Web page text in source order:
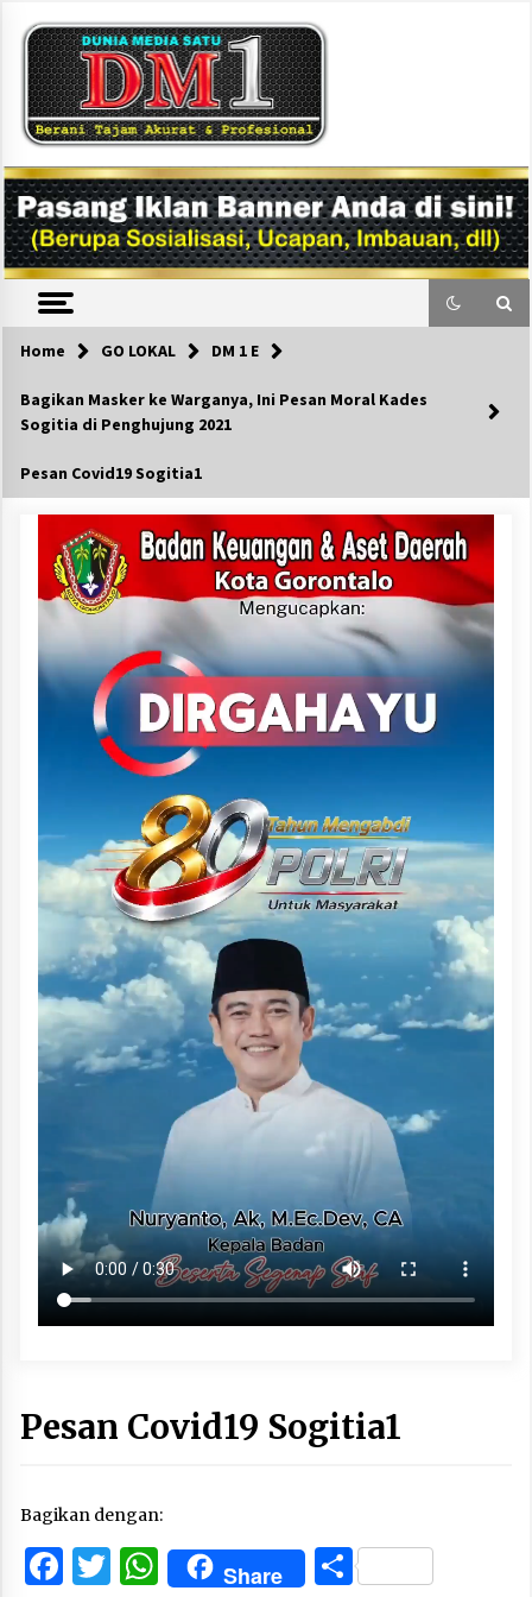
content
DM1
Home GO LOKAL DM 1 E
Bagikan Masker ke Warganya, Ini Pesan Moral Kades
Sogitia di Penghujung 2021
Pesan Covid19 Sogitia1
Pesan Covid19 Sogitia1
Bagikan dengan:
Facebook
Twitter
WhatsApp
Share Share